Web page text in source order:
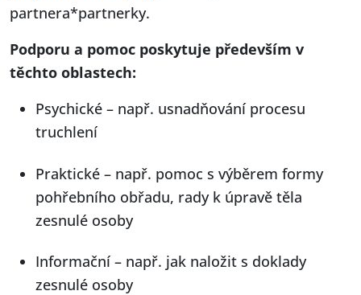
partnera*partnerky.
Podporu a pomoc poskytuje především v
těchto oblastech:
Psychické – např. usnadňování procesu
truchlení
Praktické – např. pomoc s výběrem formy
pohřebního obřadu, rady k úpravě těla
zesnulé osoby
Informační – např. jak naložit s doklady
zesnulé osoby